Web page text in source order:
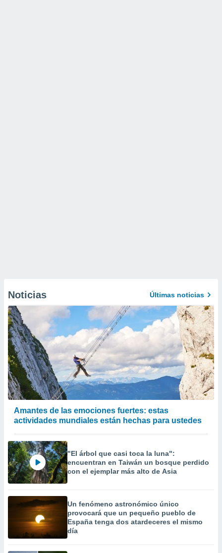
Noticias Últimas noticias
Amantes de las emociones fuertes: estas
actividades mundiales están hechas para ustedes
"El árbol que casi toca la luna":
encuentran en Taiwán un bosque perdido
con el ejemplar más alto de Asia
Un fenómeno astronómico único
provocará que un pequeño pueblo de
España tenga dos atardeceres el mismo
día